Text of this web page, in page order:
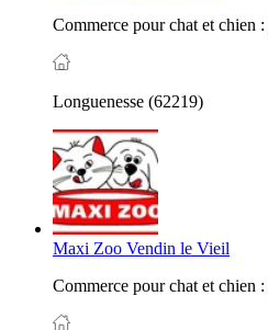
Commerce pour chat et chien :
Longuenesse (62219)
Maxi Zoo Vendin le Vieil
Commerce pour chat et chien :